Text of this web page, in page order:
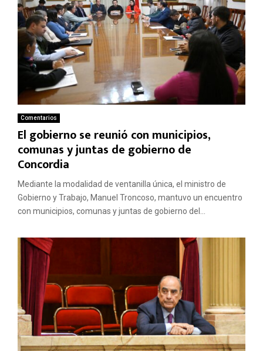
Comentarios
El gobierno se reunió con municipios,
comunas y juntas de gobierno de
Concordia
Mediante la modalidad de ventanilla única, el ministro de
Gobierno y Trabajo, Manuel Troncoso, mantuvo un encuentro
con municipios, comunas y juntas de gobierno del...